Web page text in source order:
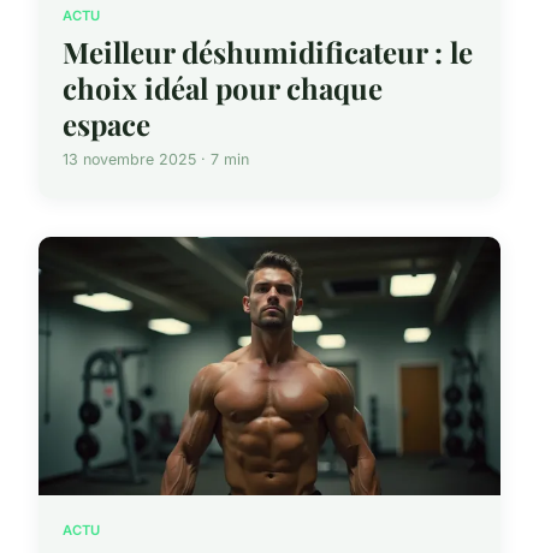
ACTU
Meilleur déshumidificateur : le
choix idéal pour chaque
espace
13 novembre 2025 · 7 min
ACTU